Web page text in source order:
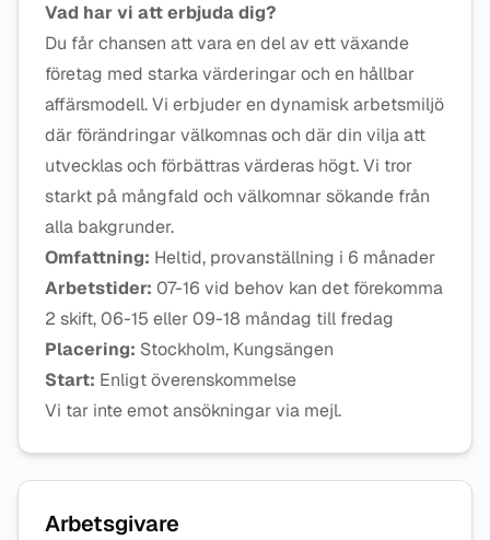
Vad har vi att erbjuda dig?
Du får chansen att vara en del av ett växande
företag med starka värderingar och en hållbar
affärsmodell. Vi erbjuder en dynamisk arbetsmiljö
där förändringar välkomnas och där din vilja att
utvecklas och förbättras värderas högt. Vi tror
starkt på mångfald och välkomnar sökande från
alla bakgrunder.
Omfattning: Heltid, provanställning i 6 månader
Arbetstider: 07-16 vid behov kan det förekomma
2 skift, 06-15 eller 09-18 måndag till fredag
Placering: Stockholm, Kungsängen
Start: Enligt överenskommelse
Vi tar inte emot ansökningar via mejl.
Arbetsgivare